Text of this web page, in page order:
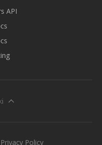
API
Privacy Policy